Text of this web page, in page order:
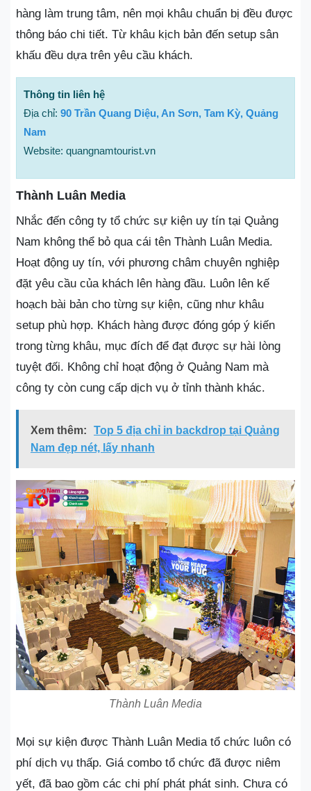
hàng làm trung tâm, nên mọi khâu chuẩn bị đều được
thông báo chi tiết. Từ khâu kịch bản đến setup sân
khấu đều dựa trên yêu cầu khách.
Thông tin liên hệ
Địa chỉ: 90 Trần Quang Diệu, An Sơn, Tam Kỳ, Quảng
Nam
Website: quangnamtourist.vn
Thành Luân Media
Nhắc đến công ty tổ chức sự kiện uy tín tại Quảng
Nam không thể bỏ qua cái tên Thành Luân Media.
Hoạt động uy tín, với phương châm chuyên nghiệp
đặt yêu cầu của khách lên hàng đầu. Luôn lên kế
hoạch bài bản cho từng sự kiện, cũng như khâu
setup phù hợp. Khách hàng được đóng góp ý kiến
trong từng khâu, mục đích để đạt được sự hài lòng
tuyệt đối. Không chỉ hoạt động ở Quảng Nam mà
công ty còn cung cấp dịch vụ ở tỉnh thành khác.
Xem thêm:
Top 5 địa chỉ in backdrop tại Quảng
Nam đẹp nét, lấy nhanh
Thành Luân Media
Mọi sự kiện được Thành Luân Media tổ chức luôn có
phí dịch vụ thấp. Giá combo tổ chức đã được niêm
yết, đã bao gồm các chi phí phát phát sinh. Chưa có